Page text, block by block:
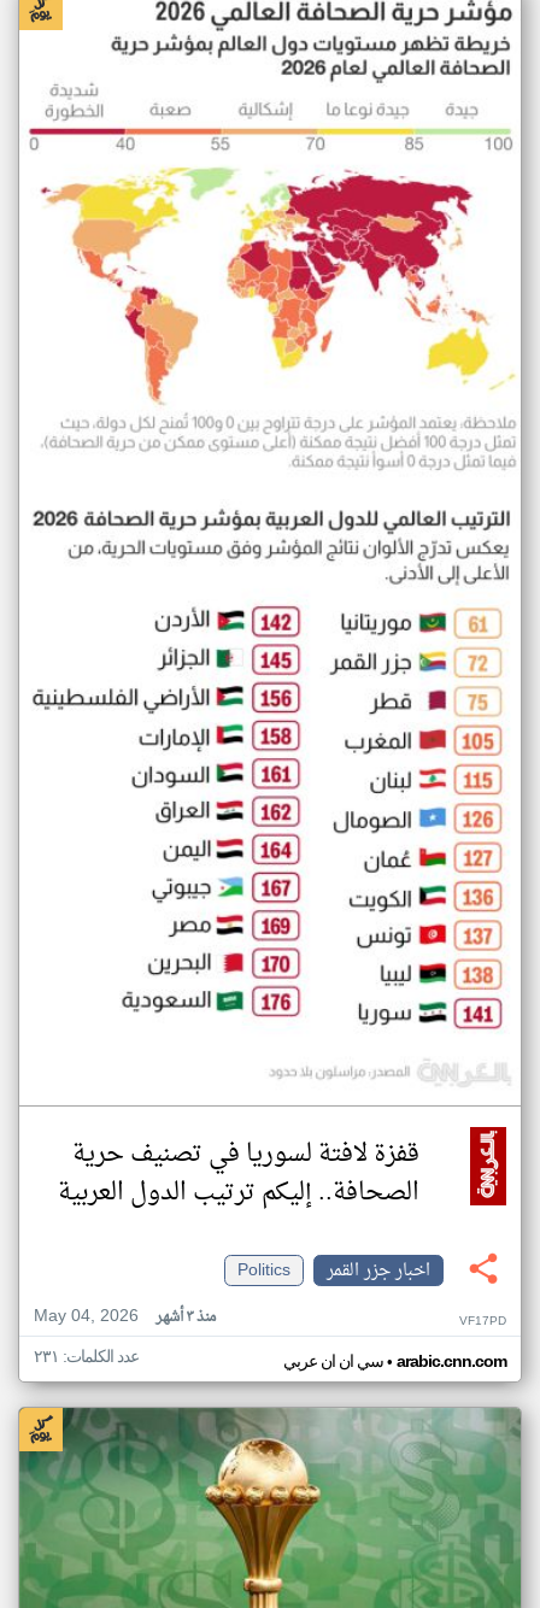
قفزة لافتة لسوريا في تصنيف حرية
الصحافة.. إليكم ترتيب الدول العربية
اخبار جزر القمر
Politics
May 04, 2026
منذ ٣ أشهر VF17PD
سي ان ان عربي• arabic.cnn.com عدد الكلمات: ٢٣١